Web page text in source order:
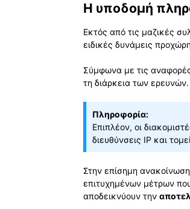
Η υποδομή
Εκτός από τις μαζικές
ειδικές δυνάμεις
Σύμφωνα με τις
τη διάρκεια των ερευνών.
Πληροφορία:
Επιπλέον, οι
διευθύνσεις IP και
Στην επίσημη
επιτυχημένων μέτρων
αποδεικνύουν την